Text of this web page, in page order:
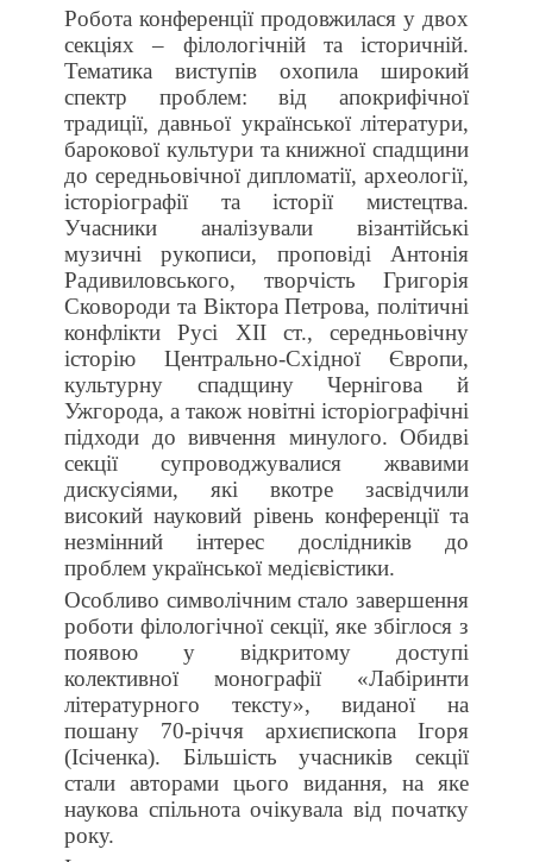
Робота конференції продовжилася у двох
секціях – філологічній та історичній.
Тематика виступів охопила широкий
спектр проблем: від апокрифічної
традиції, давньої української літератури,
барокової культури та книжної спадщини
до середньовічної дипломатії, археології,
історіографії та історії мистецтва.
Учасники аналізували візантійські
музичні рукописи, проповіді Антонія
Радивиловського, творчість Григорія
Сковороди та Віктора Петрова, політичні
конфлікти Русі XII ст., середньовічну
історію Центрально-Східної Європи,
культурну спадщину Чернігова й
Ужгорода, а також новітні історіографічні
підходи до вивчення минулого. Обидві
секції супроводжувалися жвавими
дискусіями, які вкотре засвідчили
високий науковий рівень конференції та
незмінний інтерес дослідників до
проблем української медієвістики.
Особливо символічним стало завершення
роботи філологічної секції, яке збіглося з
появою у відкритому доступі
колективної монографії «Лабіринти
літературного тексту», виданої на
пошану 70-річчя архиєпископа Ігоря
(Ісіченка). Більшість учасників секції
стали авторами цього видання, на яке
наукова спільнота очікувала від початку
року.